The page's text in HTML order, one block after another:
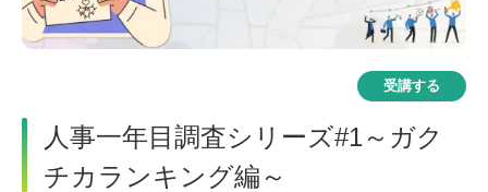
受講する
人事一年目調査シリーズ#1～ガク
チカランキング編～